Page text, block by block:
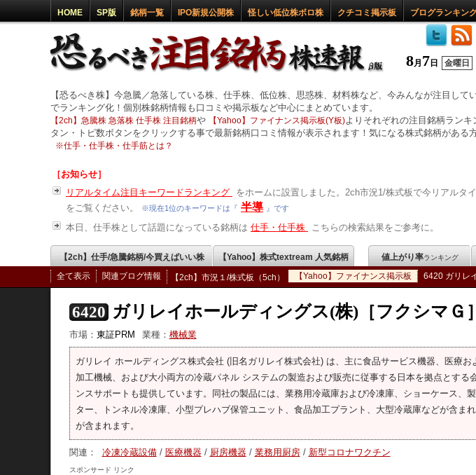
HOME SP版 銘柄一覧 IPO新規公開株 怪しい低位株ボロ株 クチコミ掲示板 ブログランキン
8月 7 日 金曜日
【恐るべき株】今急騰／急落している株、仕手株、低位株、思惑株、材料株など、今みんなが注目して
でランキング化！個別株銘柄情報も口コミや掲示板など中心にまとめています。
【2ch】急騰株 急落株 仕手株 注目銘柄や 【Yahoo】ファイナンス掲示板(Y板)よりそれぞれの注目銘柄ラン
タン・トピ数ボタンをクリックする事で最新銘柄口コミ情報が表示されます！気になる株式銘柄がある
※仕手・仕手株・仕手筋とは？
［お知らせ］
リアルタイム注目キーワードランキング
をホームに設置しました。2ch市況1/株式板で今リアルタ
をご覧ください。
※現在1位のキーワードは『 半導 』です
本日、仕手株として話題になっている銘柄は 仕手・仕手株 こちらの検索結果をご参考に。
【2ch】仕手/急騰銘柄/今買えばいい株 【Yahoo】株式textream 人気銘柄 値上がり率ランキング
全て表示 関連ブログ情報 【2ch】市況１/株式板（5ch） 【Yahoo】ファイナンス掲示板 6420 ガリレ
6420 ガリレイホールディングス(株)［フクシマＧ］
市場： 東証PRM 業種： 機械業
ガリレイ ホールディングス株式会社 (旧名ガリレイ株式会社) は、主に食品サービス機器、医療
加工機械、および大小両方の冷蔵パネル システムの製造および販売に従事する日本を拠点とする
ンスサポートも提供しています。同社の製品には、業務用冷蔵庫および冷凍庫、ショーケース、
ター、トンネル冷凍庫、小型プレハブ保管ユニット、食品加工プラント、大型冷蔵庫などが含ま
が含まれます。
関連： 冷凍冷蔵設備 / 医療機器 / 厨房機器 / 業務用厨房 / 新型コロナワクチン
スポンサード リンク